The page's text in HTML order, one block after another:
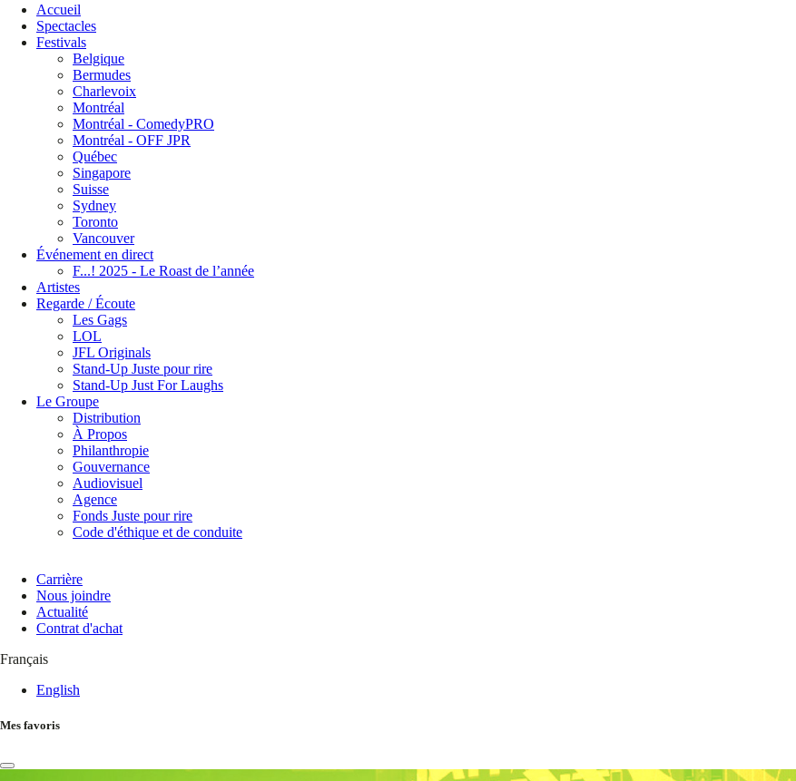
Accueil
Spectacles
Festivals
Belgique
Bermudes
Charlevoix
Montréal
Montréal - ComedyPRO
Montréal - OFF JPR
Québec
Singapore
Suisse
Sydney
Toronto
Vancouver
Événement en direct
F...! 2025 - Le Roast de l’année
Artistes
Regarde / Écoute
Les Gags
LOL
JFL Originals
Stand-Up Juste pour rire
Stand-Up Just For Laughs
Le Groupe
Distribution
À Propos
Philanthropie
Gouvernance
Audiovisuel
Agence
Fonds Juste pour rire
Code d'éthique et de conduite
Carrière
Nous joindre
Actualité
Contrat d'achat
Français
English
Mes favoris